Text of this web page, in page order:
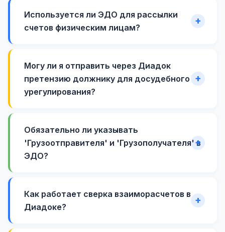
Используется ли ЭДО для рассылки
счетов физическим лицам?
Могу ли я отправить через Диадок
претензию должнику для досудебного
урегулирования?
Обязательно ли указывать
'Грузоотправителя' и 'Грузополучателя' в
ЭДО?
Как работает сверка взаиморасчетов в
Диадоке?